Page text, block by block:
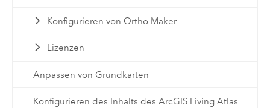
Konfigurieren von Ortho Maker
Lizenzen
Anpassen von Grundkarten
Konfigurieren des Inhalts des ArcGIS Living Atlas